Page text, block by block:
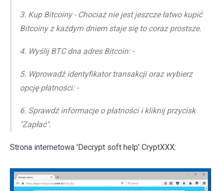
3. Kup Bitcoiny - Chociaż nie jest jeszcze łatwo kupić
Bitcoiny z każdym dniem staje się to coraz prostsze.
4. Wyślij BTC dna adres Bitcoin: -
5. Wprowadź identyfikator transakcji oraz wybierz
opcję płatności: -
6. Sprawdź informacje o płatności i kliknij przycisk
"Zapłać".
Strona internetowa 'Decrypt soft help' CryptXXX: